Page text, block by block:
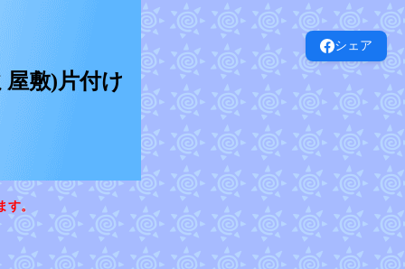
シェア
敷)片付け
す。